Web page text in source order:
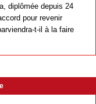
diplômée depuis 24
pour revenir
t-il à la faire